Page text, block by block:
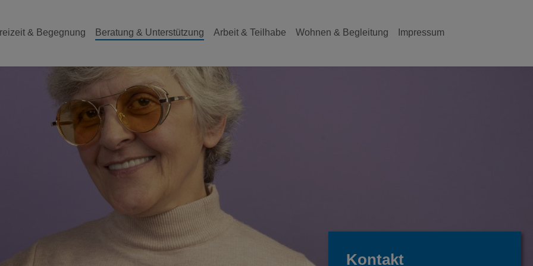
& Begegnung Beratung & Unterstützung Arbeit & Teilhabe Wohnen & Begleitung Impressum
Kontakt